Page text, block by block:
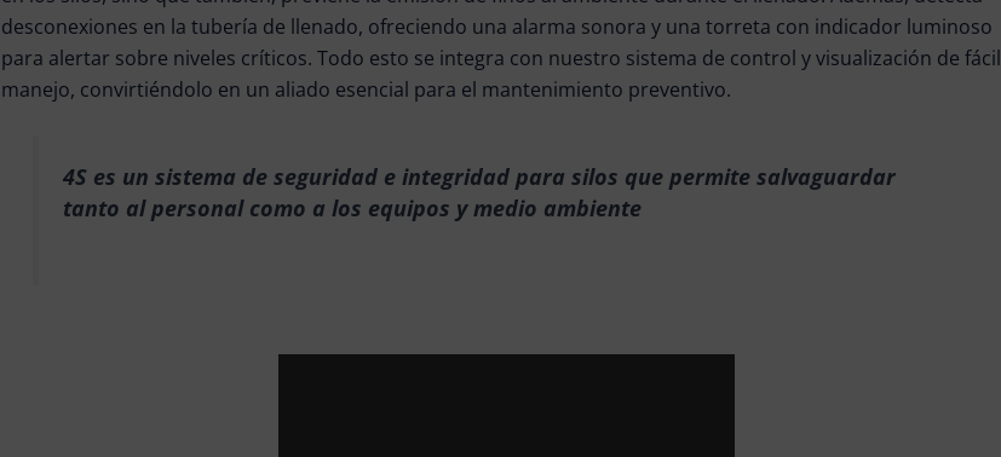
desconexiones en la tubería de llenado, ofreciendo una alarma sonora y una torreta con indicador luminoso
para alertar sobre niveles críticos. Todo esto se integra con nuestro sistema de control y visualización de fácil
manejo, convirtiéndolo en un aliado esencial para el mantenimiento preventivo.
4S es un sistema de seguridad e integridad para silos que permite salvaguardar
tanto al personal como a los equipos y medio ambiente